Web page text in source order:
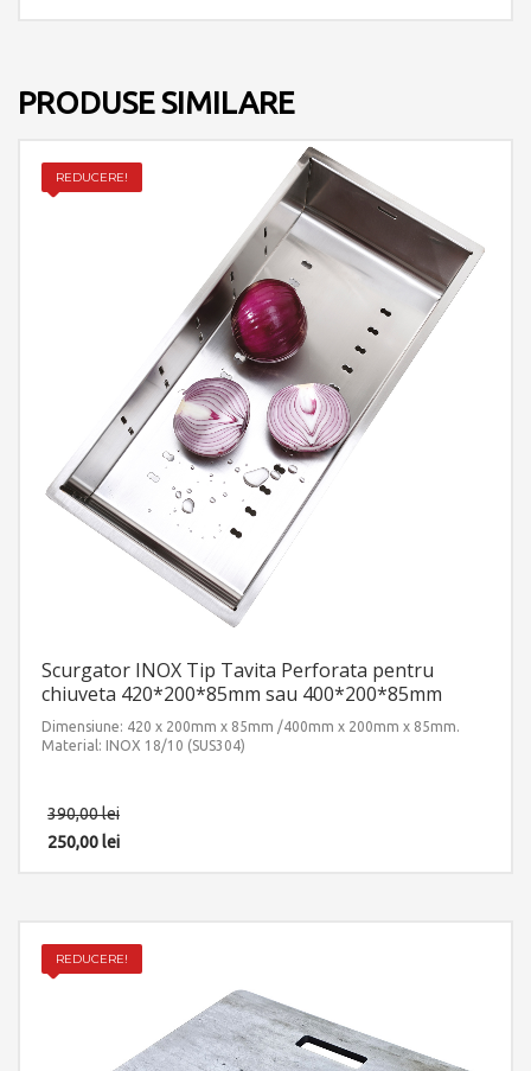
PRODUSE SIMILARE
REDUCERE!
Scurgator INOX Tip Tavita Perforata pentru
chiuveta 420*200*85mm sau 400*200*85mm
Dimensiune: 420 x 200mm x 85mm /400mm x 200mm x 85mm.
Material: INOX 18/10 (SUS304)
390,00lei
250,00lei
REDUCERE!